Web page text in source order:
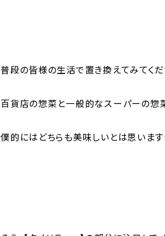
普段の皆様の生活で置き換えてみてくだ
百貨店の惣菜と一般的なスーパーの惣
僕的にはどちらも美味しいとは思いま